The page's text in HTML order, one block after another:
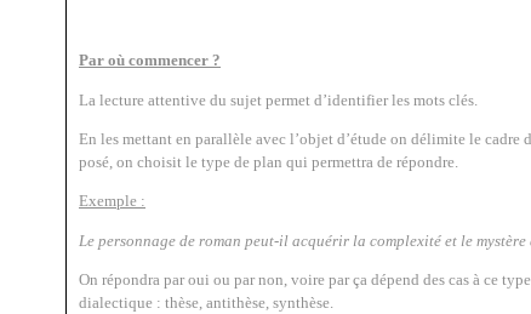
Par où commencer ?
La lecture attentive du sujet permet d’identifier les mots clés.
En les mettant en parallèle avec l’objet d’étude on délimite le cadre
posé, on choisit le type de plan qui permettra de répondre.
Exemple :
Le personnage de roman peut-il acquérir la complexité et le mystère
On répondra par oui ou par non, voire par ça dépend des cas à ce
dialectique : thèse, antithèse, synthèse.